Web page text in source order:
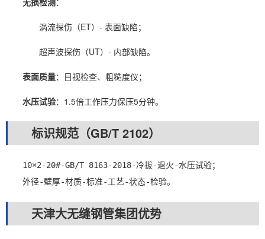
涡流探伤（ET）- 表面缺陷；
超声波探伤（UT）- 内部缺陷。
表面质量：目视检查、粗糙度仪；
水压试验：1.5倍工作压力保压5分钟。
标识规范（GB/T 2102）
10×2-20#-GB/T 8163-2018-冷拔-退火-水压试验；
外径-壁厚-材质-标准-工艺-状态-检验。
天津大无缝钢管集团优势